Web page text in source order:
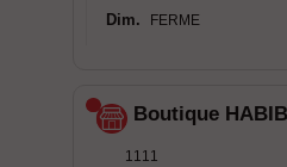
Dim. FERME
Boutique
1111